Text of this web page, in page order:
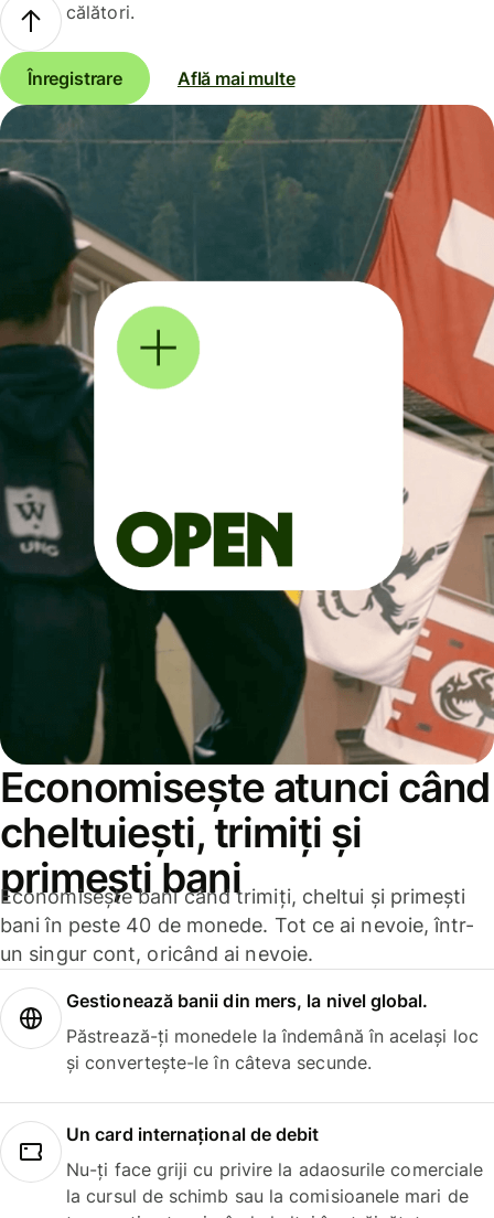
călători.
Înregistrare Află mai multe
Economisește atunci când
cheltuiești, trimiți și
primești bani
Economisește bani când trimiți, cheltui și primești
bani în peste 40 de monede. Tot ce ai nevoie, într-
un singur cont, oricând ai nevoie.
Gestionează banii din mers, la nivel global.
Păstrează-ți monedele la îndemână în același loc
și convertește-le în câteva secunde.
Un card internațional de debit
Nu-ți face griji cu privire la adaosurile comerciale
la cursul de schimb sau la comisioanele mari de